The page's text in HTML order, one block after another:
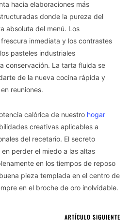
hacia elaboraciones más
donde la pureza del
absoluta del menú. Los
inmediata y los contrastes
pasteles industriales
conservación. La tarta fluida se
de la nueva cocina rápida y
reuniones.
calórica de nuestro hogar
creativas aplicables a
del recetario. El secreto
perder el miedo a las altas
en los tiempos de reposo
pieza templada en el centro de
en el broche de oro inolvidable.
ARTÍCULO SIGUIENTE